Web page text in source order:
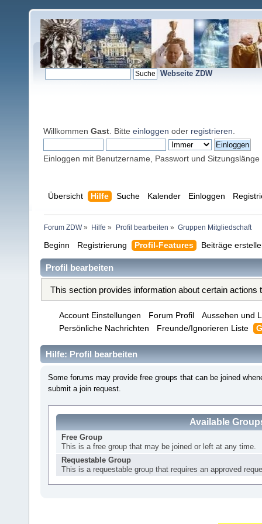
Webseite ZDW
Willkommen Gast . Bitte einloggen oder registrieren
Einloggen mit Benutzername, Passwort und Sitzungslänge
Übersicht Hilfe Suche Kalender Einloggen
Forum ZDW» Hilfe » Profil bearbeiten » Gruppen Mitgliedschaft
Beginn Registrierung Profil-Features Beiträge
Profil bearbeiten
This section provides information about certain
Account Einstellungen Forum Profil
Aussehen und
Persönliche Nachrichten
Freunde/Ignorieren Liste
Hilfe: Profil bearbeiten
Some forums may provide free groups that can be joined
submit a join request.
Available
Free Group
This is a free group that may be joined or left at any time.
Requestable Group
This is a requestable group that requires an approved